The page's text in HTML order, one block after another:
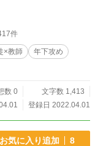
件
×教師
年下攻め
数 0
文字数 1,413
登録日 2022.04.01
お気に入り追加 8